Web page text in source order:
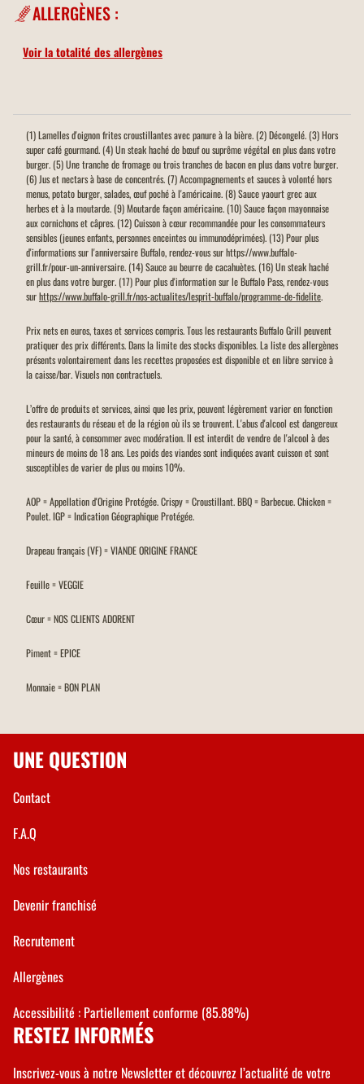
ALLERGÈNES :
Voir la totalité des allergènes
(1) Lamelles d'oignon frites croustillantes avec panure à la bière. (2) Décongelé. (3) Hors
super café gourmand. (4) Un steak haché de bœuf ou suprême végétal en plus dans votre
burger. (5) Une tranche de fromage ou trois tranches de bacon en plus dans votre burger.
(6) Jus et nectars à base de concentrés. (7) Accompagnements et sauces à volonté hors
menus, potato burger, salades, œuf poché à l'américaine. (8) Sauce yaourt grec aux
herbes et à la moutarde. (9) Moutarde façon américaine. (10) Sauce façon mayonnaise
aux cornichons et câpres. (12) Cuisson à cœur recommandée pour les consommateurs
sensibles (jeunes enfants, personnes enceintes ou immunodéprimées). (13) Pour plus
d'informations sur l'anniversaire Buffalo, rendez-vous sur https://www.buffalo-
grill.fr/pour-un-anniversaire. (14) Sauce au beurre de cacahuètes. (16) Un steak haché
en plus dans votre burger. (17) Pour plus d'information sur le Buffalo Pass, rendez-vous
surhttps://www.buffalo-grill.fr/nos-actualites/lesprit-buffalo/programme-de-fidelite.
Prix nets en euros, taxes et services compris. Tous les restaurants Buffalo Grill peuvent
pratiquer des prix différents. Dans la limite des stocks disponibles. La liste des allergènes
présents volontairement dans les recettes proposées est disponible et en libre service à
la caisse/bar. Visuels non contractuels.
L’offre de produits et services, ainsi que les prix, peuvent légèrement varier en fonction
des restaurants du réseau et de la région où ils se trouvent. L'abus d'alcool est dangereux
pour la santé, à consommer avec modération. Il est interdit de vendre de l'alcool à des
mineurs de moins de 18 ans. Les poids des viandes sont indiquées avant cuisson et sont
susceptibles de varier de plus ou moins 10%.
AOP = Appellation d'Origine Protégée. Crispy = Croustillant. BBQ = Barbecue. Chicken =
Poulet. IGP = Indication Géographique Protégée.
Drapeau français (VF) = VIANDE ORIGINE FRANCE
Feuille = VEGGIE
Cœur = NOS CLIENTS ADORENT
Piment = EPICE
Monnaie = BON PLAN
UNE QUESTION
Contact
F.A.Q
Nos restaurants
Devenir franchisé
Recrutement
Allergènes
Accessibilité : Partiellement conforme (85.88%)
RESTEZ INFORMÉS
Inscrivez-vous à notre Newsletter et découvrez l’actualité de votre